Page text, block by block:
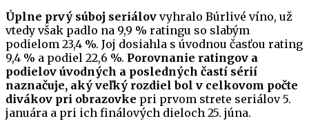
Úplne prvý súboj seriálov vyhralo Búrlivé víno, už
vtedy však padlo na 9,9 % ratingu so slabým
podielom 23,4 %. Joj dosiahla s úvodnou časťou rating
9,4 % a podiel 22,6 %. Porovnanie ratingov a
podielov úvodných a posledných častí sérií
naznačuje, aký veľký rozdiel bol v celkovom počte
divákov pri obrazovke pri prvom strete seriálov 5.
januára a pri ich finálových dieloch 25. júna.